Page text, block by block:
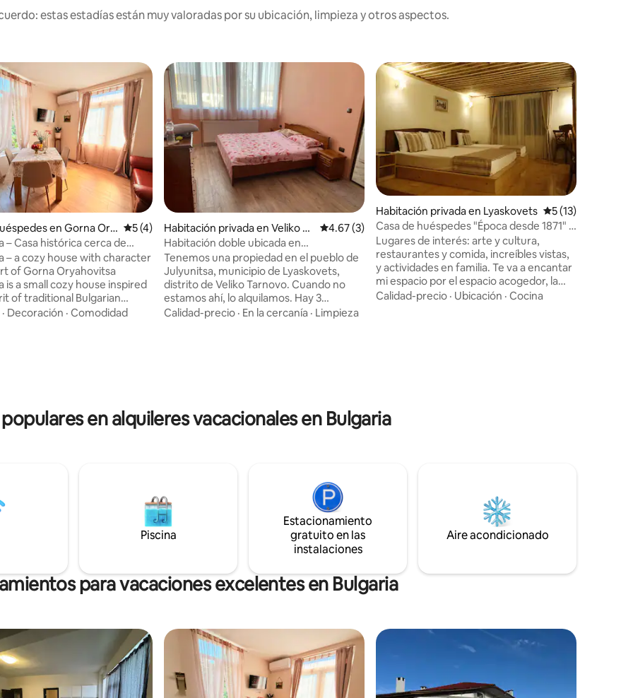
estas estadías están muy valoradas por su ubicación, limpieza y otros aspectos.
en Gorna Ory
Calificación promedio: 5 de 5, 4 reseñas
5 (4)
– Casa histórica cerca de
– a cozy house with character
of Gorna Oryahovitsa
is a small cozy house inspired
of traditional Bulgarian
you will find warmth, calm
· Decoración · Comodidad
Habitación privada en Veliko Ta
rnovo
Calificación promedio: 4.67 de 5, 3 reseñas
4.67 (3)
Habitación doble ubicada en
Dzhulyunitsa, Veliko Tarnovo
Tenemos una propiedad en el pueblo de
Julyunitsa, municipio de Lyaskovets,
distrito de Veliko Tarnovo. Cuando no
estamos ahí, lo alquilamos. Hay 3
habitaciones dobles con baños privados.
Calidad-precio · En la cercanía · Limpieza
Habitación privada en Lyaskovets Calificación
5 (13)
Casa de huéspedes "Época desde 1871" /
"Епохи от 1871"
Lugares de interés: arte y cultura,
restaurantes y comida, increíbles vistas,
y actividades en familia. Te va a encantar
mi espacio por el espacio acogedor, la
comodidad de la cama, y la cocina. Mi
Calidad-precio · Ubicación · Cocina
en alquileres vacacionales en Bulgaria
Piscina
Estacionamiento
gratuito en las
instalaciones
Aire acondicionado
para vacaciones excelentes en Bulgaria